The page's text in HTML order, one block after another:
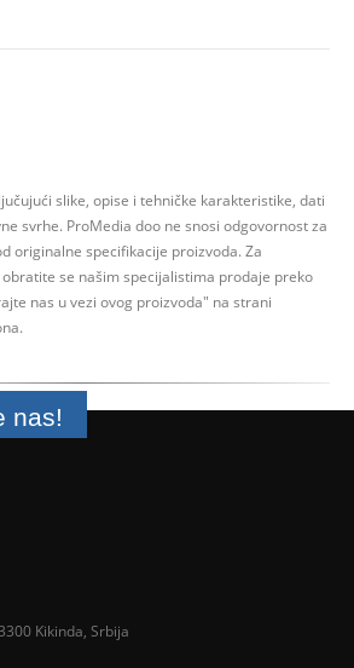
slike, opise i tehničke karakteristike, dati
svrhe. ProMedia doo ne snosi odgovornost za
originalne specifikacije proizvoda. Za
se našim specijalistima prodaje preko
nas u vezi ovog proizvoda" na strani
nas!
Kikinda, Srbija